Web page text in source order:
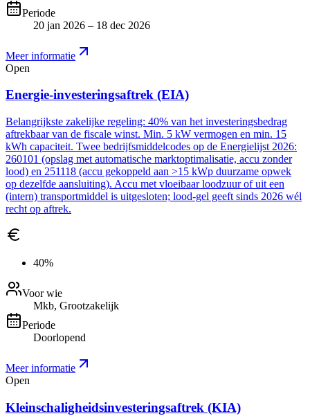
Periode
20 jan 2026 – 18 dec 2026
Meer informatie
Open
Energie-investeringsaftrek (EIA)
Belangrijkste zakelijke regeling: 40% van het investeringsbedrag
aftrekbaar van de fiscale winst. Min. 5 kW vermogen en min. 15
kWh capaciteit. Twee bedrijfsmiddelcodes op de Energielijst 2026:
260101 (opslag met automatische marktoptimalisatie, accu zonder
lood) en 251118 (accu gekoppeld aan >15 kWp duurzame opwek
op dezelfde aansluiting). Accu met vloeibaar loodzuur of uit een
(intern) transportmiddel is uitgesloten; lood-gel geeft sinds 2026 wél
recht op aftrek.
40%
Voor wie
Mkb, Grootzakelijk
Periode
Doorlopend
Meer informatie
Open
Kleinschaligheidsinvesteringsaftrek (KIA)